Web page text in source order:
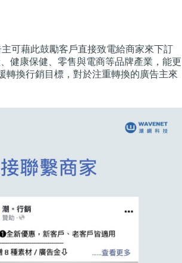
可藉此鼓勵客戶直接致電給商家來下訂
健康保健、零售與電商等品牌產業，能更
轉換行銷目標，對於注重轉換的廣告主來